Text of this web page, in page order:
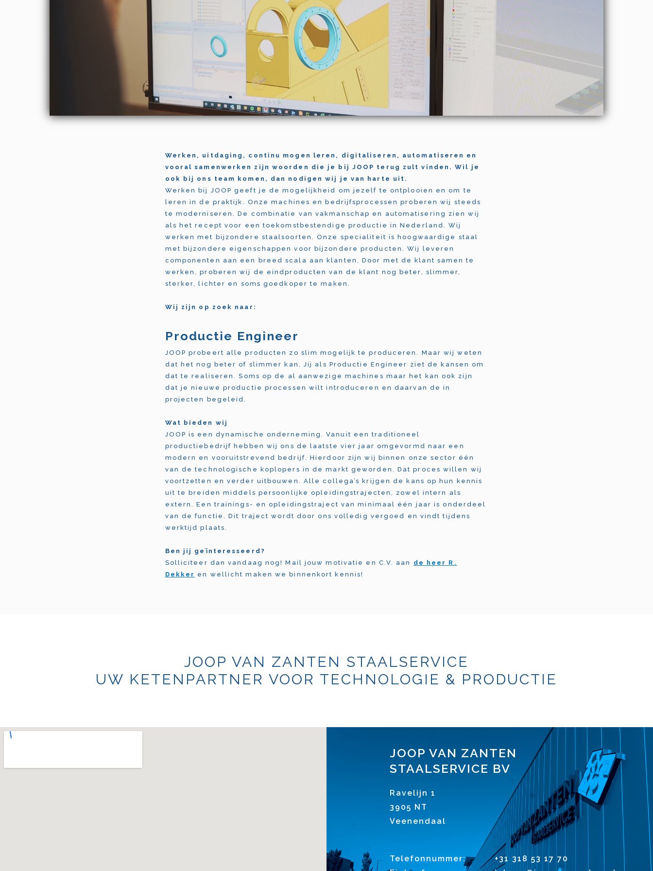
Werken, uitdaging, continu mogen leren, digitaliseren, automatiseren en
vooral samenwerken zijn woorden die je bij JOOP terug zult vinden. Wil je
ook bij ons team komen, dan nodigen wij je van harte uit.
Werken bij JOOP geeft je de mogelijkheid om jezelf te ontplooien en om te
leren in de praktijk. Onze machines en bedrijfsprocessen proberen wij steeds
te moderniseren. De combinatie van vakmanschap en automatisering zien wij
als het recept voor een toekomstbestendige productie in Nederland. Wij
werken met bijzondere staalsoorten. Onze specialiteit is hoogwaardige staal
met bijzondere eigenschappen voor bijzondere producten. Wij leveren
componenten aan een breed scala aan klanten. Door met de klant samen te
werken, proberen wij de eindproducten van de klant nog beter, slimmer,
sterker, lichter en soms goedkoper te maken.
Wij zijn op zoek naar:
Productie Engineer
JOOP probeert alle producten zo slim mogelijk te produceren. Maar wij weten
dat het nog beter of slimmer kan. Jij als Productie Engineer ziet de kansen om
dat te realiseren. Soms op de al aanwezige machines maar het kan ook zijn
dat je nieuwe productie processen wilt introduceren en daarvan de in
projecten begeleid.
Wat bieden wij
JOOP is een dynamische onderneming. Vanuit een traditioneel
productiebedrijf hebben wij ons de laatste vier jaar omgevormd naar een
modern en vooruitstrevend bedrijf. Hierdoor zijn wij binnen onze sector één
van de technologische koplopers in de markt geworden. Dat proces willen wij
voortzetten en verder uitbouwen. Alle collega’s krijgen de kans op hun kennis
uit te breiden middels persoonlijke opleidingstrajecten, zowel intern als
extern. Een trainings- en opleidingstraject van minimaal één jaar is onderdeel
van de functie. Dit traject wordt door ons volledig vergoed en vindt tijdens
werktijd plaats.
Ben jij geïnteresseerd?
Solliciteer dan vandaag nog! Mail jouw motivatie en C.V. aan de heer R.
Dekker en wellicht maken we binnenkort kennis!
JOOP VAN ZANTEN STAALSERVICE
UW KETENPARTNER VOOR TECHNOLOGIE & PRODUCTIE
JOOP VAN ZANTEN
STAALSERVICE BV
Ravelijn 1
3905 NT
Veenendaal
Telefonnummer:
+31 318 53 17 70